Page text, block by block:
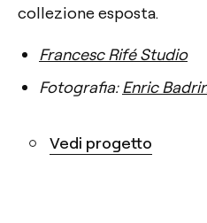
collezione esposta.
Francesc Rifé Studio
Fotografia: Enric
Vedi progetto